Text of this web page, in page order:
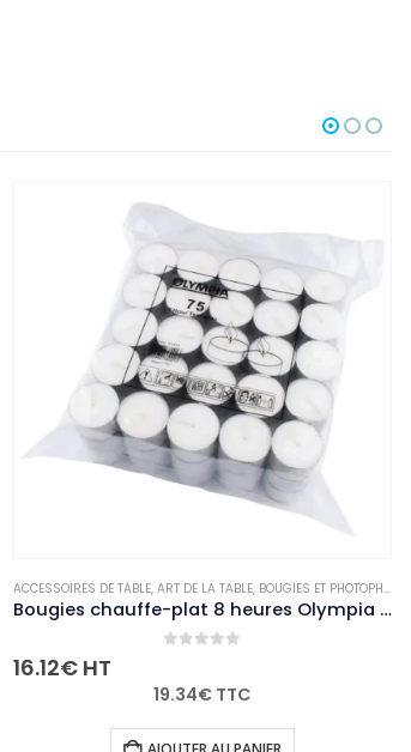
NON-PALETTISABLE
ACCESSOIRES DE TABLE,ART DE LA TABLE,BOUGIES ET PHOTOPHORES
Bougies chauffe-plat 8 heures Olympia (Lot de 75)
16.12€HT
19.34€TTC